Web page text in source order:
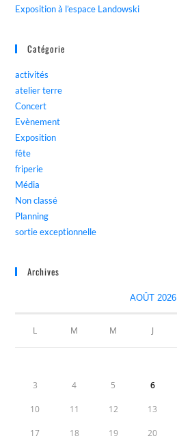
Exposition à l’espace Landowski
Catégorie
activités
atelier terre
Concert
Evènement
Exposition
fête
friperie
Média
Non classé
Planning
sortie exceptionnelle
Archives
AOÛT 2026
L M M J
3 4 5 6
10 11 12 13
17 18 19 20